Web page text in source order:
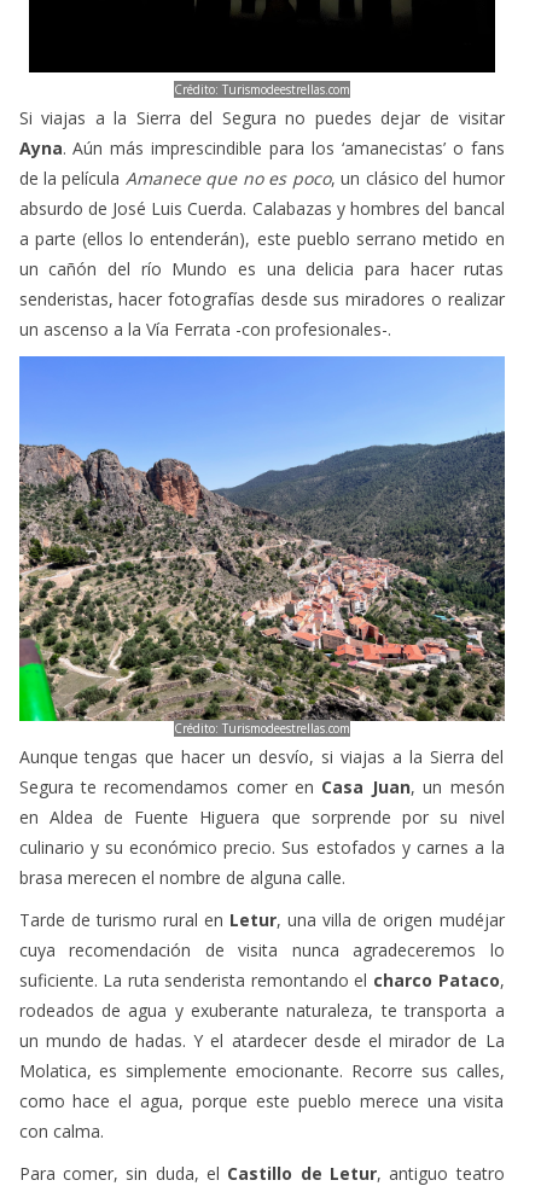
Crédito: Turismodeestrellas.com
Si viajas a la Sierra del Segura no puedes dejar de visitar
Ayna. Aún más imprescindible para los ‘amanecistas’ o fans
de la película Amanece que no es poco, un clásico del humor
absurdo de José Luis Cuerda. Calabazas y hombres del bancal
a parte (ellos lo entenderán), este pueblo serrano metido en
un cañón del río Mundo es una delicia para hacer rutas
senderistas, hacer fotografías desde sus miradores o realizar
un ascenso a la Vía Ferrata -con profesionales-.
Crédito: Turismodeestrellas.com
Aunque tengas que hacer un desvío, si viajas a la Sierra del
Segura te recomendamos comer en Casa Juan, un mesón
en Aldea de Fuente Higuera que sorprende por su nivel
culinario y su económico precio. Sus estofados y carnes a la
brasa merecen el nombre de alguna calle.
Tarde de turismo rural en Letur, una villa de origen mudéjar
cuya recomendación de visita nunca agradeceremos lo
suficiente. La ruta senderista remontando el charco Pataco,
rodeados de agua y exuberante naturaleza, te transporta a
un mundo de hadas. Y el atardecer desde el mirador de La
Molatica, es simplemente emocionante. Recorre sus calles,
como hace el agua, porque este pueblo merece una visita
con calma.
Para comer, sin duda, el Castillo de Letur, antiguo teatro